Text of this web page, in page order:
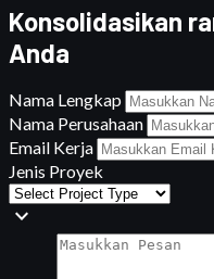
Konsolidasikan
Anda
Nama Lengkap
Nama Perusahaan
Email Kerja
Jenis Proyek
expand_more